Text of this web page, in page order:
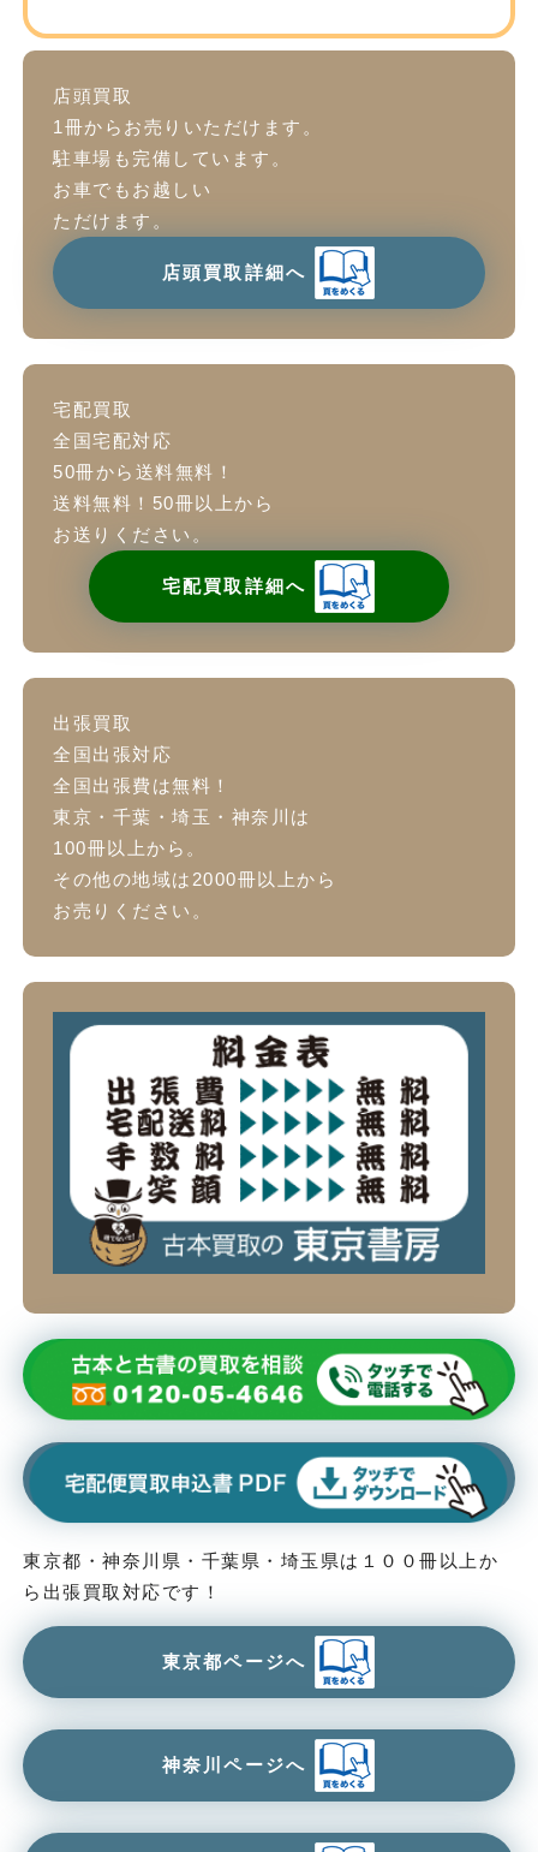
店頭買取
1冊からお売りいただけます。
駐車場も完備しています。
お車でもお越しい
ただけます。
店頭買取詳細へ
宅配買取
全国宅配対応
50冊から送料無料！
送料無料！50冊以上から
お送りください。
宅配買取詳細へ
出張買取
全国出張対応
全国出張費は無料！
東京・千葉・埼玉・神奈川は
100冊以上から。
その他の地域は2000冊以上から
お売りください。
東京都・神奈川県・千葉県・埼玉県は１００冊以上か
ら出張買取対応です！
東京都ページへ
神奈川ページへ